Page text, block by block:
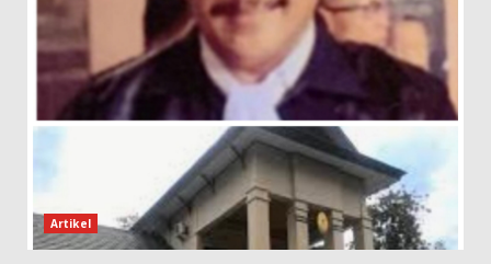
Artikel